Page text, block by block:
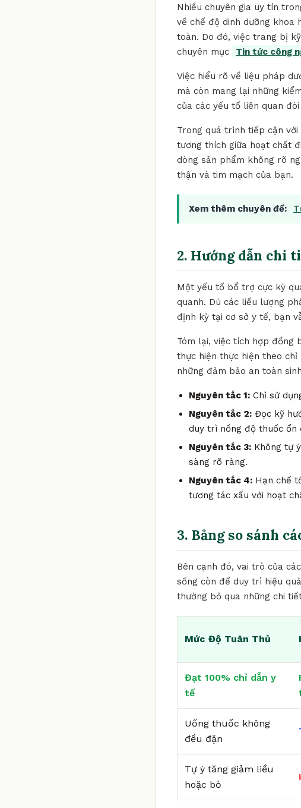
Nhiều chuyên gia uy tín
về chế độ dinh dưỡng khoa
toàn. Do đó, việc trang bị
chuyên mục
Tin tức công
Việc hiểu rõ về liệu pháp
mà còn mang lại những
của các yếu tố liên quan
Trong quá trình tiếp cận
tương thích giữa hoạt chất
dòng sản phẩm không rõ
thận và tim mạch của bạn.
Xem thêm chuyên đề:
2. Hướng dẫn chi
Một yếu tố bổ trợ cực kỳ
quanh. Dù các liều lượng
định kỳ tại cơ sở y tế, bạn
Tóm lại, việc tích hợp đồng
thực hiện thực hiện theo
những đảm bảo an toàn
Nguyên tắc 1: Chỉ sử
Nguyên tắc 2: Đọc kỹ
duy trì nồng độ thuốc ổn
Nguyên tắc 3: Không tự
sàng rõ ràng.
Nguyên tắc 4: Hạn chế
tương tác xấu với hoạt
3. Bảng so sánh
Bên cạnh đó, vai trò của
sống còn để duy trì hiệu
thường bỏ qua những chi
Mức Độ Tuân Thủ
Đạt 100% chỉ dẫn y
tế
Uống thuốc không
đều đặn
Tự ý tăng giảm liều
hoặc bỏ